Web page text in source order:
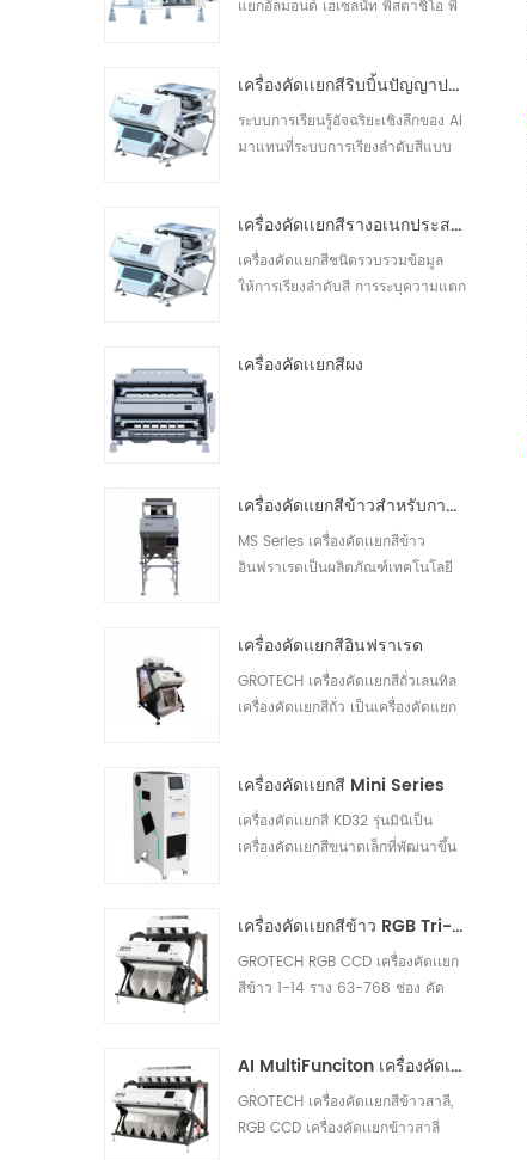
แยกอัลมอนด์ เฮเซลนัท พิสตาชิโอ พี
เช่น หิน ออกจากวัตถุดิบได้ เครื่องคัด
แยกสี Grotech Nut ช่วยให้ลูกค้าได้
รับโซลูชันการคัดแยกที่ชาญฉลาด
เครื่องคัดเเยกสีริบบิ้นปัญญาประดิษฐ์ ZB2
ระบบการเรียนรู้อัจฉริยะเชิงลึกของ AI
มาแทนที่ระบบการเรียงลำดับสีแบบ
ได้รับการปรับปรุง การควบคุมระยะ
ไกลแบบเรียลไทม์ การทำงานและการ
บำรุงรักษา การอัพเกรดซอฟต์แวร์
เครื่องคัดเเยกสีรางอเนกประสงค์ ZB2
เครื่องคัดแยกสีชนิดรวบรวมข้อมูล
ให้การเรียงลำดับสี การระบุความแตก
ตรวจจับมอดและสิ่งแปลกปลอมอื่น ๆ
เครื่องคัดเเยกสีผง
เครื่องคัดแยกสีข้าวสำหรับการแปรรูปข้าวขนาดเล็ก
MS Series เครื่องคัดเเยกสีข้าว
อินฟราเรดเป็นผลิตภัณฑ์เทคโนโลยี
เครื่องคัดแยกสีอินฟราเรด
GROTECH เครื่องคัดเเยกสีถั่วเลนทิล
เครื่องคัดเเยกสีถั่ว เป็นเครื่องคัดแยก
หลังจากล้างถั่วก่อน ปอกเปลือก แยก
ขัด ฯลฯ หน่วยประมวลผล30
เครื่องคัดเเยกสี Mini Series
เครื่องคัดเเยกสี KD32 รุ่นมินิเป็น
เครื่องคัดเเยกสีขนาดเล็กที่พัฒนาขึ้น
อื่นๆ30
เครื่องคัดเเยกสีข้าว RGB Tri-Chormatic
GROTECH RGB CCD เครื่องคัดเเยก
สีข้าว 1-14 ราง 63-768 ช่อง คัด
เมล็ดยาว เมล็ดกลม บาสมาตินึ่ง ข้าว
ขาวทุกชนิด แอพพลิเคชั่น30
AI MultiFunciton เครื่องคัดเเยกสีข้าวสาลี
GROTECH เครื่องคัดเเยกสีข้าวสาลี,
RGB CCD เครื่องคัดเเยกข้าวสาลี